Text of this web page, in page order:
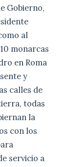
Gobierno,
al
monarcas
en Roma
y
calles de
todas
la
con los
servicio a